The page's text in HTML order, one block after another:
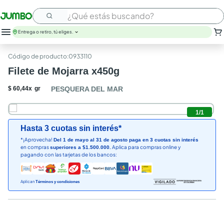
¿Qué estás buscando?
Entrega o retiro, tú eliges.
:0933110
Filete de Mojarra x450g
$ 60,44x gr PESQUERA DEL MAR
1/1
Hasta 3 cuotas sin interés*
*¡Aprovecha! Del 1 de mayo al 31 de agosto paga en 3 cuotas sin interés
en comprassuperiores a $1.500.000. Aplica para compras online y
pagando con las tarjetas de los bancos:
Aplican Términos y condiciones